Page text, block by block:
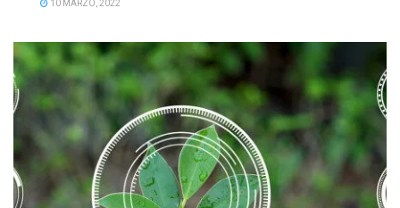
10 MARZO, 2022